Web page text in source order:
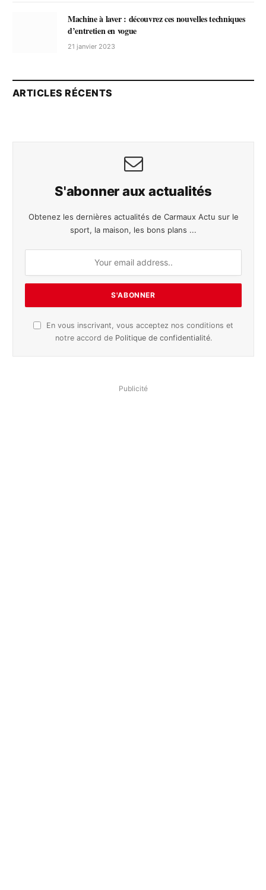
Machine à laver : découvrez ces nouvelles techniques
d’entretien en vogue
21 janvier 2023
ARTICLES RÉCENTS
S'abonner aux actualités
Obtenez les dernières actualités de Carmaux Actu sur le
sport, la maison, les bons plans ...
En vous inscrivant, vous acceptez nos conditions et
notre accord de Politique de confidentialité.
Publicité